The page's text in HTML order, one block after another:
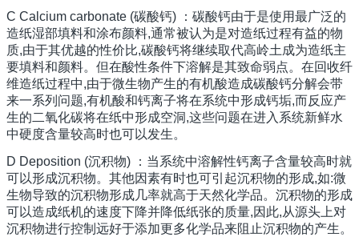
C Calcium carbonate (碳酸钙) ：碳酸钙由于是使用最广泛的
造纸湿部填料和涂布颜料,通常被认为是对造纸过程有益的物
质,由于其优越的性价比,碳酸钙将继续取代高岭土成为造纸主
要填料和颜料。但在酸性条件下溶解是其致命弱点。在回收纤
维造纸过程中,由于微生物产生的有机酸造成碳酸钙分解会带
来一系列问题,有机酸和钙离子将在系统中形成钙垢,而反应产
生的二氧化碳将在纸中形成空洞,这些问题在进入系统新鲜水
中硬度含量较高时也可以发生。
D Deposition (沉积物) ：当系统中溶解性钙离子含量较高时就
可以形成沉积物。其他因素有时也可引起沉积物的形成,如:微
生物导致的沉积物形成几率就高于天然化学品。沉积物的形成
可以造成纸机的速度下降并降低纸张的质量,因此,从源头上对
沉积物进行控制远好于添加更多化学品来阻止沉积物的产生。